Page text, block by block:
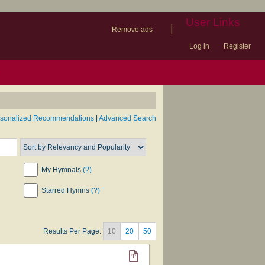
Remove ads
| User Links
Log in Register
Recommendations Advanced Search
My Hymnals (?)
Starred Hymns (?)
Results Per Page: 10 20 50